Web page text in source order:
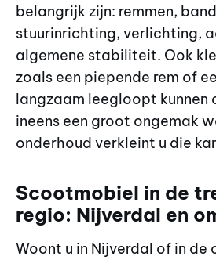
belangrijk zijn: remmen,
stuurinrichting, verlichting,
algemene stabiliteit. Ook
zoals een piepende rem of
langzaam leegloopt kunnen
ineens een groot ongemak
onderhoud verkleint u die
Scootmobiel in de
regio: Nijverdal en
Woont u in Nijverdal of in de